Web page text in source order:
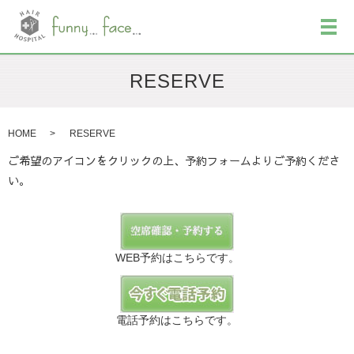
メ
RESERVE
HOME RESERVE
ご希望のアイコンをクリックの上、予約フォームよりご予約くださ
い。
WEB予約はこちらです。
電話予約はこちらです。